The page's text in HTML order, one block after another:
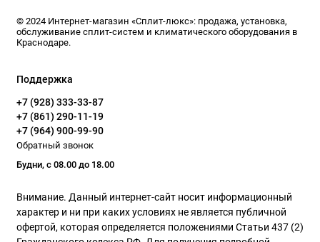
© 2024 Интернет-магазин «Сплит-люкс»: продажа, установка,
обслуживание сплит-систем и климатического оборудования в
Краснодаре.
Поддержка
+7 (928) 333-33-87
+7 (861) 290-11-19
+7 (964) 900-99-90
Обратный звонок
Будни, с 08.00 до 18.00
Внимание. Данный интернет-сайт носит информационный
характер и ни при каких условиях не является публичной
офертой, которая определяется положениями Статьи 437 (2)